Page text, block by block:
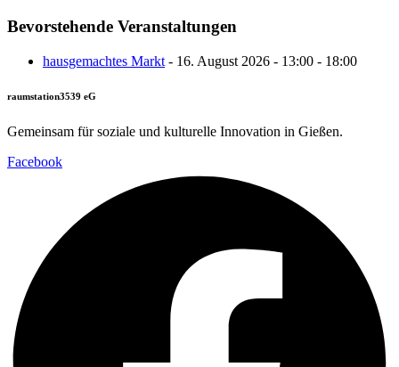
Bevorstehende Veranstaltungen
hausgemachtes Markt - 16. August 2026 - 13:00 - 18:00
raumstation3539 eG
Gemeinsam für soziale und kulturelle Innovation in Gießen.
Facebook